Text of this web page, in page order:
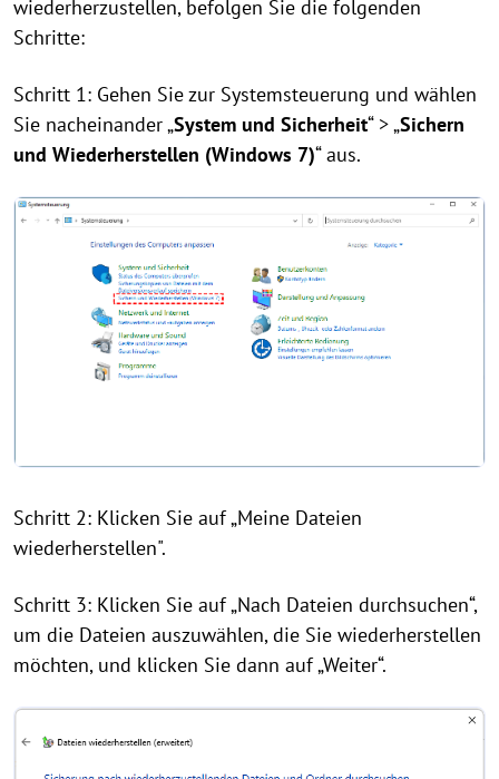
wiederherzustellen, befolgen Sie die folgenden
Schritte:
Schritt 1: Gehen Sie zur Systemsteuerung und wählen
Sie nacheinander „System und Sicherheit“ > „Sichern
und Wiederherstellen (Windows 7)“ aus.
Schritt 2: Klicken Sie auf „Meine Dateien
wiederherstellen".
Schritt 3: Klicken Sie auf „Nach Dateien durchsuchen“,
um die Dateien auszuwählen, die Sie wiederherstellen
möchten, und klicken Sie dann auf „Weiter“.